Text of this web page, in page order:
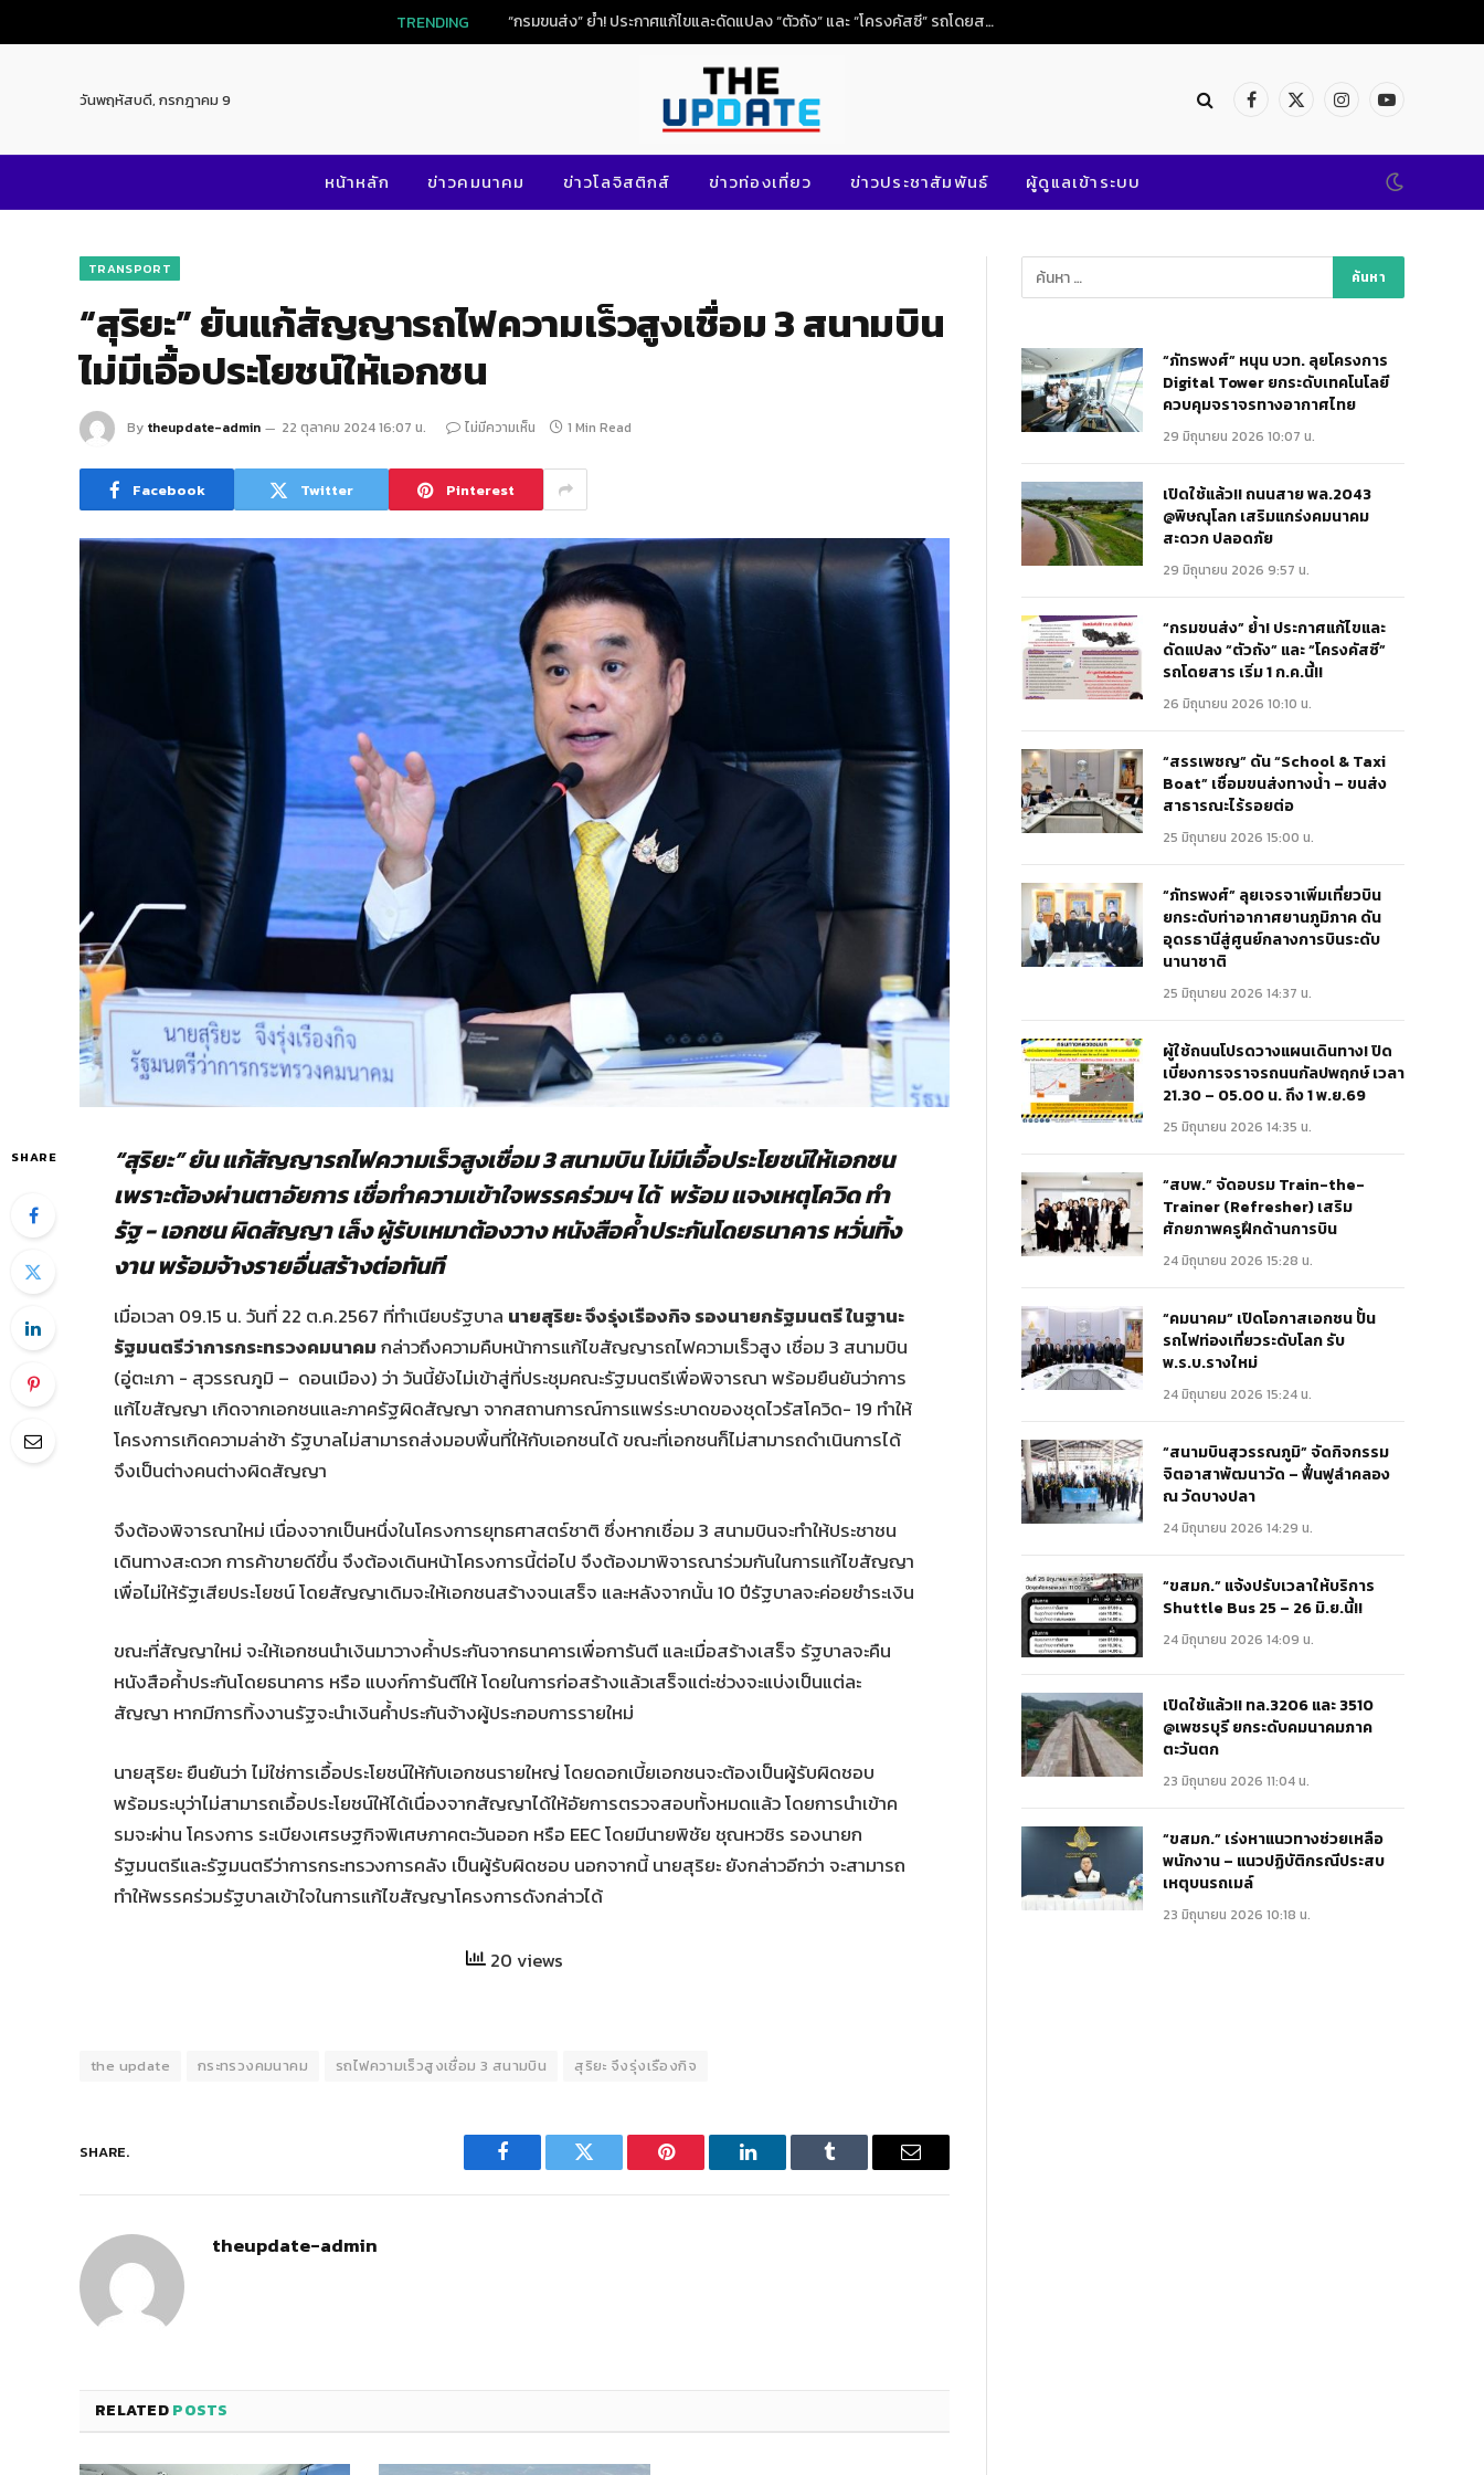
TRENDING “กรมขนส่ง” ย้ำ! ประกาศแก้ไขและดัดแปลง “ตัวถัง” และ “โครงคัสซี” รถโดยสาร เริ่ม 1 ก.ค.นี้!!
วันพฤหัสบดี, กรกฎาคม 9 Facebook
X
InstagramYouTube
หน้าหลัก ข่าวคมนาคม ข่าวโลจิสติกส์ ข่าวท่องเที่ยว ข่าวประชาสัมพันธ์ ผู้ดูแลเข้าระบบ
TRANSPORT
“สุริยะ” ยันแก้สัญญารถไฟความเร็วสูงเชื่อม 3 สนามบิน
ไม่มีเอื้อประโยชน์ให้เอกชน
By theupdate-admin 22 ตุลาคม 2024 16:07 น. ไม่มีความเห็น 1 Min Read
Facebook Twitter Pinterest
SHARE
“สุริยะ”​ ยัน​ แก้สัญญารถไฟความเร็วสูงเชื่อม​ 3 สนามบิน​ ไม่มีเอื้อประโยชน์ให้เอกชน
เพราะต้องผ่านตาอัยการ เชื่อ​ทำความเข้าใจพรรคร่วมฯ ได้ พร้อม แจงเหตุโควิด​ ทำ
รัฐ​ -​ เอก​ชน​ ผิดสัญญา​ เล็ง​ ผู้รับเหมาต้องวาง หนังสือค้ำประกันโดยธนาคาร หวั่นทิ้ง
งาน​ พร้อมจ้างรายอื่นสร้างต่อทันที​
เมื่อเวลา 09.15 น. วันที่ 22 ต.ค.2567 ที่ทำเนียบรัฐบาล นายสุริยะ​ จึงรุ่งเรืองกิจ​ รองนายกรัฐมนตรี ในฐานะ
รัฐมนตรีว่าการกระทรวงคมนาคม​ กล่าวถึงความคืบหน้าการแก้ไขสัญญารถไฟความเร็วสูง​ เชื่อม 3 สนามบิน​
(อู่ตะเภา -​ สุวรรณ​ภูมิ​ – ดอนเมือง​)​ ว่า​ วันนี้ยังไม่เข้าสู่ที่ประชุมคณะรัฐมนตรีเพื่อพิจารณา พร้อมยืนยันว่าการ
แก้ไขสัญญา เกิดจากเอกชนและภาครัฐผิดสัญญา จากสถานการณ์การแพร่ระบาดของชุดไวรัสโควิด​- 19 ทำให้
โครงการเกิดความล่าช้า รัฐบาลไม่สามารถส่งมอบพื้นที่ให้กับเอกชนได้ ขณะที่เอกชนก็ไม่สามารถดำเนินการได้
จึงเป็นต่างคนต่างผิดสัญญา
จึงต้องพิจารณาใหม่​ เนื่องจากเป็นหนึ่งในโครงการยุทธศาสตร์ชาติ ซึ่งหากเชื่อม 3 สนามบินจะทำให้ประชาชน
เดินทางสะดวก การค้าขายดีขึ้น จึงต้องเดินหน้าโครงการนี้ต่อไป จึงต้องมาพิจารณาร่วมกันในการแก้ไขสัญญา
เพื่อไม่ให้รัฐเสียประโยชน์ โดยสัญญาเดิมจะให้เอกชนสร้างจนเสร็จ และหลังจากนั้น 10 ปีรัฐบาลจะค่อยชำระเงิน​
ขณะที่สัญญาใหม่​ จะให้เอกชนนำเงินมาวางค้ำประกันจากธนาคารเพื่อการันตี​ และเมื่อสร้างเสร็จ​ รัฐบาลจะคืน
หนังสือค้ำประกันโดยธนาคาร หรือ​ แบงก์​การันตี​ให้​ โดยในการก่อสร้าง​แล้วเสร็จแต่ะช่วง​จะแบ่งเป็นแต่ละ
สัญญา​ หากมีการทิ้งงานรัฐจะนำเงินค้ำประกันจ้างผู้ประกอบการรายใหม่​
นายสุริยะ​ ยืนยันว่า​ ไม่ใช่การเอื้อประโยชน์ให้กับเอกชนรายใหญ่ โดยดอกเบี้ยเอกชนจะต้องเป็นผู้รับผิดชอบ
พร้อมระบุว่าไม่สามารถเอื้อประโยชน์ให้ได้เนื่องจากสัญญาได้ให้อัยการตรวจสอบทั้งหมดแล้ว โดยการนำเข้าค
รมจะผ่าน โครงการ ระเบียงเศรษฐกิจพิเศษภาคตะวันออก หรือ EEC โดยมีนายพิชัย ชุณห​วชิร​ รองนายก
รัฐมนตรีและรัฐมนตรีว่าการกระทรวงการคลัง​ เป็นผู้รับผิดชอบ นอกจากนี้ นายสุริยะ​ ยังกล่าวอีกว่า จะสามารถ
ทำให้พรรคร่วมรัฐบาลเข้าใจในการแก้ไขสัญญาโครงการดังกล่าวได้
20 views
the update กระทรวงคมนาคม รถไฟความเร็วสูงเชื่อม 3 สนามบิน สุริยะ จึงรุ่งเรืองกิจ
SHARE.
Facebook Twitter Pinterest LinkedIn Tumblr Email
theupdate-admin
RELATEDPOSTS
“ภัทรพงศ์” หนุน บวท. ลุยโครงการ
Digital Tower ยกระดับเทคโนโลยี
ควบคุมจราจรทางอากาศไทย
29 มิถุนายน 2026 10:07 น.
เปิดใช้แล้ว!! ถนนสาย พล.2043
@พิษณุโลก เสริมแกร่งคมนาคม
สะดวก ปลอดภัย
29 มิถุนายน 2026 9:57 น.
“กรมขนส่ง” ย้ำ! ประกาศแก้ไขและ
ดัดแปลง “ตัวถัง” และ “โครงคัสซี”
รถโดยสาร เริ่ม 1 ก.ค.นี้!!
26 มิถุนายน 2026 10:10 น.
“สรรเพชญ” ดัน “School & Taxi
Boat” เชื่อมขนส่งทางน้ำ – ขนส่ง
สาธารณะไร้รอยต่อ
25 มิถุนายน 2026 15:00 น.
“ภัทรพงศ์” ลุยเจรจาเพิ่มเที่ยวบิน
ยกระดับท่าอากาศยานภูมิภาค ดัน
อุดรธานีสู่ศูนย์กลางการบินระดับ
นานาชาติ
25 มิถุนายน 2026 14:37 น.
ผู้ใช้ถนนโปรดวางแผนเดินทาง! ปิด
เบี่ยงการจราจรถนนกัลปพฤกษ์ เวลา
21.30 – 05.00 น. ถึง 1 พ.ย.69
25 มิถุนายน 2026 14:35 น.
“สบพ.” จัดอบรม Train-the-
Trainer (Refresher) เสริม
ศักยภาพครูฝึกด้านการบิน
24 มิถุนายน 2026 15:28 น.
“คมนาคม” เปิดโอกาสเอกชน ปั้น
รถไฟท่องเที่ยวระดับโลก รับ
พ.ร.บ.รางใหม่
24 มิถุนายน 2026 15:24 น.
“สนามบินสุวรรณภูมิ” จัดกิจกรรม
จิตอาสาพัฒนาวัด – ฟื้นฟูลำคลอง
ณ วัดบางปลา
24 มิถุนายน 2026 14:29 น.
“ขสมก.” แจ้งปรับเวลาให้บริการ
Shuttle Bus 25 – 26 มิ.ย.นี้!!
24 มิถุนายน 2026 14:09 น.
เปิดใช้แล้ว!! ทล.3206 และ 3510
@เพชรบุรี ยกระดับคมนาคมภาค
ตะวันตก
23 มิถุนายน 2026 11:04 น.
“ขสมก.” เร่งหาแนวทางช่วยเหลือ
พนักงาน – แนวปฏิบัติกรณีประสบ
เหตุบนรถเมล์
23 มิถุนายน 2026 10:18 น.